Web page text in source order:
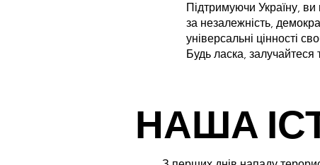
Підтримуючи Україну, ви
за незалежність,
універсальні цінності
Будь ласка,
НАША